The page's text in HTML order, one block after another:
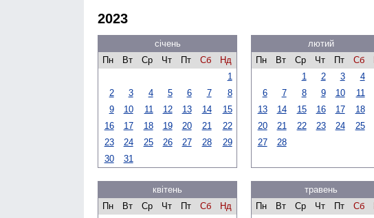
2023
січень
Пн
Вт Ср Чт Пт Сб
Нд
1
2
3 4 5 6 7
8
9
10 11 12 13 14
15
16
17 18 19 20 21
22
23
24 25 26 27 28
29
30
31
лютий
Пн
Вт Ср Чт Пт Сб
1
2 3 4
6
7 8 9 10 11
13
14 15 16 17 18
20
21 22 23 24 25
27
28
квітень
Пн
Вт Ср Чт Пт Сб
Нд
травень
Пн
Вт Ср Чт Пт Сб